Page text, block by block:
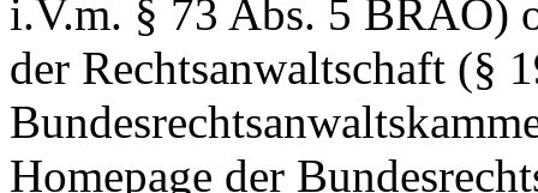
i.V.m. § 73 Abs. 5 BRAO)
der Rechtsanwaltschaft (§
Homepage der